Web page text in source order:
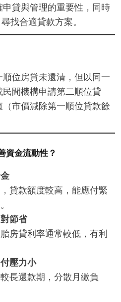
貸與管理的重要性，同時
尋找合適貸款方案。
位房貸未還清，但以同一
間機構申請第二順位貸
市價減除第一順位貸款餘
資金流動性？
貸款額度較高，能應付緊
節省
房貸利率通常較低，有利
壓力小
長還款期，分散月繳負